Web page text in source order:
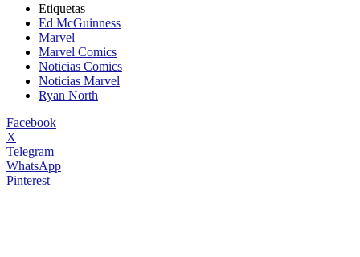
Etiquetas
Ed McGuinness
Marvel
Marvel Comics
Noticias Comics
Noticias Marvel
Ryan North
Facebook
X
Telegram
WhatsApp
Pinterest